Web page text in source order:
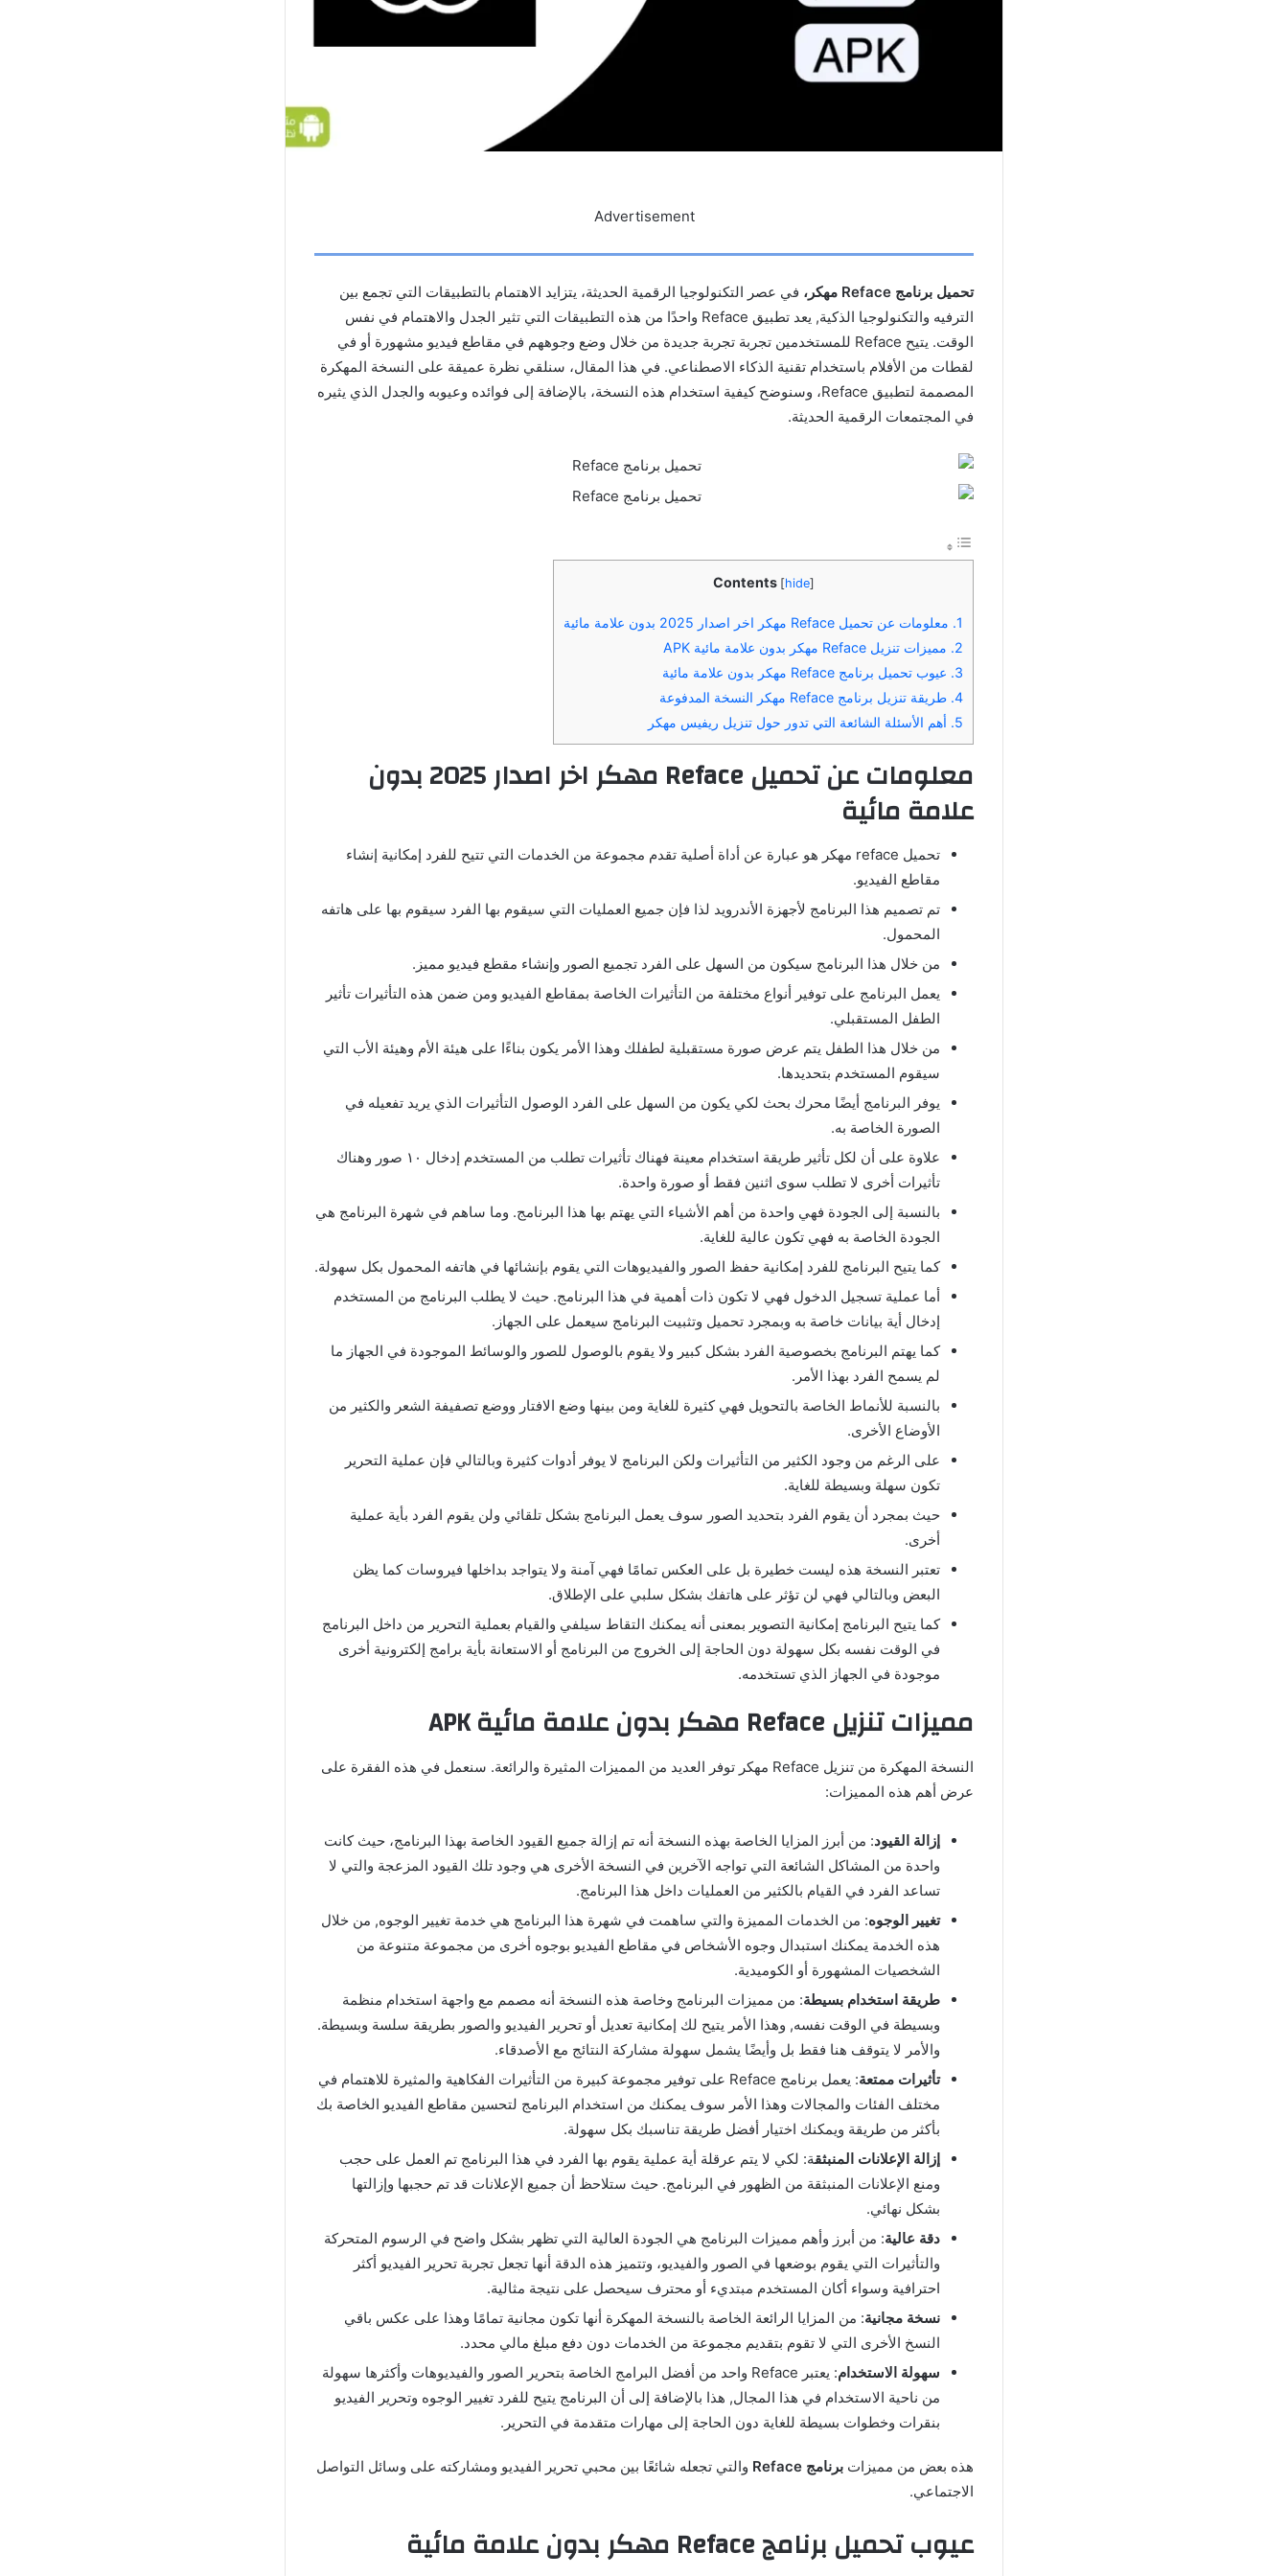
Advertisement
تحميل برنامج Reface مهكر،
في عصر التكنولوجيا الرقمية الحديثة، يتزايد الاهتمام بالتطبيقات التي تجمع بين
الترفيه والتكنولوجيا الذكية, يعد تطبيق Reface واحدًا من هذه التطبيقات التي تثير الجدل والاهتمام في نفس
الوقت. يتيح Reface للمستخدمين تجربة تجربة جديدة من خلال وضع وجوههم في مقاطع فيديو مشهورة أو في
لقطات من الأفلام باستخدام تقنية الذكاء الاصطناعي. في هذا المقال، سنلقي نظرة عميقة على النسخة المهكرة
المصممة لتطبيق Reface، وسنوضح كيفية استخدام هذه النسخة، بالإضافة إلى فوائده وعيوبه والجدل الذي يثيره
في المجتمعات الرقمية الحديثة.
Contents [hide]
1. معلومات عن تحميل Reface مهكر اخر اصدار 2025 بدون علامة مائية
2. مميزات تنزيل Reface مهكر بدون علامة مائية APK
3. عيوب تحميل برنامج Reface مهكر بدون علامة مائية
4. طريقة تنزيل برنامج Reface مهكر النسخة المدفوعة
5. أهم الأسئلة الشائعة التي تدور حول تنزيل ريفيس مهكر
معلومات عن تحميل Reface مهكر اخر اصدار 2025 بدون
علامة مائية
تحميل reface مهكر هو عبارة عن أداة أصلية تقدم مجموعة من الخدمات التي تتيح للفرد إمكانية إنشاء
مقاطع الفيديو.
تم تصميم هذا البرنامج لأجهزة الأندرويد لذا فإن جميع العمليات التي سيقوم بها الفرد سيقوم بها على هاتفه
المحمول.
من خلال هذا البرنامج سيكون من السهل على الفرد تجميع الصور وإنشاء مقطع فيديو مميز.
يعمل البرنامج على توفير أنواع مختلفة من التأثيرات الخاصة بمقاطع الفيديو ومن ضمن هذه التأثيرات تأثير
الطفل المستقبلي.
من خلال هذا الطفل يتم عرض صورة مستقبلية لطفلك وهذا الأمر يكون بناءًا على هيئة الأم وهيئة الأب التي
سيقوم المستخدم بتحديدها.
يوفر البرنامج أيضًا محرك بحث لكي يكون من السهل على الفرد الوصول التأثيرات الذي يريد تفعيله في
الصورة الخاصة به.
علاوة على أن لكل تأثير طريقة استخدام معينة فهناك تأثيرات تطلب من المستخدم إدخال ١٠ صور وهناك
تأثيرات أخرى لا تطلب سوى اثنين فقط أو صورة واحدة.
بالنسبة إلى الجودة فهي واحدة من أهم الأشياء التي يهتم بها هذا البرنامج. وما ساهم في شهرة البرنامج هي
الجودة الخاصة به فهي تكون عالية للغاية.
كما يتيح البرنامج للفرد إمكانية حفظ الصور والفيديوهات التي يقوم بإنشائها في هاتفه المحمول بكل سهولة.
أما عملية تسجيل الدخول فهي لا تكون ذات أهمية في هذا البرنامج. حيث لا يطلب البرنامج من المستخدم
إدخال أية بيانات خاصة به وبمجرد تحميل وتثبيت البرنامج سيعمل على الجهاز.
كما يهتم البرنامج بخصوصية الفرد بشكل كبير ولا يقوم بالوصول للصور والوسائط الموجودة في الجهاز ما
لم يسمح الفرد بهذا الأمر.
بالنسبة للأنماط الخاصة بالتحويل فهي كثيرة للغاية ومن بينها وضع الافتار ووضع تصفيفة الشعر والكثير من
الأوضاع الأخرى.
على الرغم من وجود الكثير من التأثيرات ولكن البرنامج لا يوفر أدوات كثيرة وبالتالي فإن عملية التحرير
تكون سهلة وبسيطة للغاية.
حيث بمجرد أن يقوم الفرد بتحديد الصور سوف يعمل البرنامج بشكل تلقائي ولن يقوم الفرد بأية عملية
أخرى.
تعتبر النسخة هذه ليست خطيرة بل على العكس تمامًا فهي آمنة ولا يتواجد بداخلها فيروسات كما يظن
البعض وبالتالي فهي لن تؤثر على هاتفك بشكل سلبي على الإطلاق.
كما يتيح البرنامج إمكانية التصوير بمعنى أنه يمكنك التقاط سيلفي والقيام بعملية التحرير من داخل البرنامج
في الوقت نفسه بكل سهولة دون الحاجة إلى الخروج من البرنامج أو الاستعانة بأية برامج إلكترونية أخرى
موجودة في الجهاز الذي تستخدمه.
مميزات تنزيل Reface مهكربدون علامة مائية APK
النسخة المهكرة من تنزيل Reface مهكر توفر العديد من المميزات المثيرة والرائعة. سنعمل في هذه الفقرة على
عرض أهم هذه المميزات:
إزالة القيود: من أبرز المزايا الخاصة بهذه النسخة أنه تم إزالة جميع القيود الخاصة بهذا البرنامج، حيث كانت
واحدة من المشاكل الشائعة التي تواجه الآخرين في النسخة الأخرى هي وجود تلك القيود المزعجة والتي لا
تساعد الفرد في القيام بالكثير من العمليات داخل هذا البرنامج.
تغيير الوجوه: من الخدمات المميزة والتي ساهمت في شهرة هذا البرنامج هي خدمة تغيير الوجوه, من خلال
هذه الخدمة يمكنك استبدال وجوه الأشخاص في مقاطع الفيديو بوجوه أخرى من مجموعة متنوعة من
الشخصيات المشهورة أو الكوميدية.
طريقة استخدام بسيطة: من مميزات البرنامج وخاصة هذه النسخة أنه مصمم مع واجهة استخدام منظمة
وبسيطة في الوقت نفسه, وهذا الأمر يتيح لك إمكانية تعديل أو تحرير الفيديو والصور بطريقة سلسة وبسيطة.
والأمر لا يتوقف هنا فقط بل وأيضًا يشمل سهولة مشاركة النتائج مع الأصدقاء.
تأثيرات ممتعة
: يعمل برنامج Reface على توفير مجموعة كبيرة من التأثيرات الفكاهية والمثيرة للاهتمام في
مختلف الفئات والمجالات وهذا الأمر سوف يمكنك من استخدام البرنامج لتحسين مقاطع الفيديو الخاصة بك
بأكثر من طريقة ويمكنك اختيار أفضل طريقة تناسبك بكل سهولة.
إزالة الإعلانات المنبثقة: لكي لا يتم عرقلة أية عملية يقوم بها الفرد في هذا البرنامج تم العمل على حجب
ومنع الإعلانات المنبثقة من الظهور في البرنامج. حيث ستلاحظ أن جميع الإعلانات قد تم حجبها وإزالتها
بشكل نهائي.
دقة عالية: من أبرز وأهم مميزات البرنامج هي الجودة العالية التي تظهر بشكل واضح في الرسوم المتحركة
والتأثيرات التي يقوم بوضعها في الصور والفيديو، وتتميز هذه الدقة أنها تجعل تجربة تحرير الفيديو أكثر
احترافية وسواء أكان المستخدم مبتديء أو محترف سيحصل على نتيجة مثالية.
نسخة مجانية: من المزايا الرائعة الخاصة بالنسخة المهكرة أنها تكون مجانية تمامًا وهذا على عكس باقي
النسخ الأخرى التي لا تقوم بتقديم مجموعة من الخدمات دون دفع مبلغ مالي محدد.
سهولة الاستخدام
: يعتبر Reface واحد من أفضل البرامج الخاصة بتحرير الصور والفيديوهات وأكثرها سهولة
من ناحية الاستخدام في هذا المجال, هذا بالإضافة إلى أن البرنامج يتيح للفرد تغيير الوجوه وتحرير الفيديو
بنقرات وخطوات بسيطة للغاية دون الحاجة إلى مهارات متقدمة في التحرير.
هذه بعض من مميزات برنامج Reface
والتي تجعله شائعًا بين محبي تحرير الفيديو ومشاركته على وسائل التواصل
الاجتماعي.
عيوب تحميل برنامج Reface مهكر بدون علامة مائية